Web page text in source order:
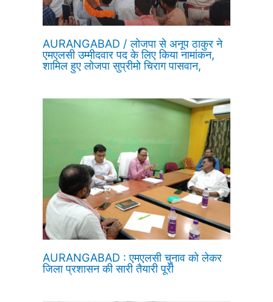
AURANGABAD / लोजपा से अनूप ठाकुर ने
एमएलसी उम्मीदवार पद के लिए किया नामांकन,
शामिल हुए लोजपा सुप्रीमो चिराग पासवान,
AURANGABAD : एमएलसी चुनाव को लेकर
जिला प्रशासन की सारी तैयारी पूरी